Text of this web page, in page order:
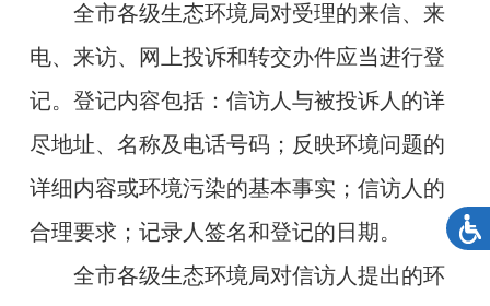
全市各级生态环境局对受理的来信、来
电、来访、网上投诉和转交办件应当进行登
记。登记内容包括：信访人与被投诉人的详
尽地址、名称及电话号码；反映环境问题的
详细内容或环境污染的基本事实；信访人的
合理要求；记录人签名和登记的日期。
全市各级生态环境局对信访人提出的环